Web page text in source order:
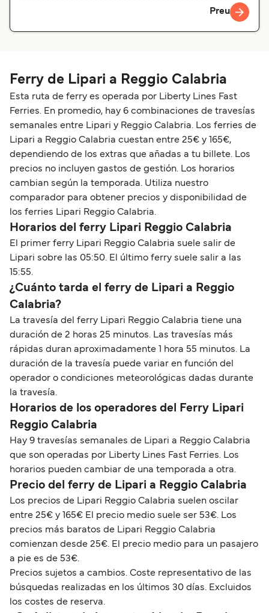
Preu
Ferry de Lipari a Reggio Calabria
Esta ruta de ferry es operada por Liberty Lines Fast
Ferries. En promedio, hay 6 combinaciones de travesías
semanales entre Lipari y Reggio Calabria. Los ferries de
Lipari a Reggio Calabria cuestan entre 25€ y 165€,
dependiendo de los extras que añadas a tu billete. Los
precios no incluyen gastos de gestión. Los horarios
cambian según la temporada. Utiliza nuestro
comparador para obtener precios y disponibilidad de
los ferries Lipari Reggio Calabria.
Horarios del ferry Lipari Reggio Calabria
El primer ferry Lipari Reggio Calabria suele salir de
Lipari sobre las 05:50. El último ferry suele salir a las
15:55.
¿Cuánto tarda el ferry de Lipari a Reggio
Calabria?
La travesía del ferry Lipari Reggio Calabria tiene una
duración de 2 horas 25 minutos. Las travesías más
rápidas duran aproximadamente 1 hora 55 minutos. La
duración de la travesía puede variar en función del
operador o condiciones meteorológicas dadas durante
la travesía.
Horarios de los operadores del Ferry Lipari
Reggio Calabria
Hay 9 travesías semanales de Lipari a Reggio Calabria
que son operadas por Liberty Lines Fast Ferries. Los
horarios pueden cambiar de una temporada a otra.
Precio del ferry de Lipari a Reggio Calabria
Los precios de Lipari Reggio Calabria suelen oscilar
entre 25€ y 165€ El precio medio suele ser 53€. Los
precios más baratos de Lipari Reggio Calabria
comienzan desde 25€. El precio medio para un pasajero
a pie es de 53€.
Precios sujetos a cambios. Coste representativo de las
búsquedas realizadas en los últimos 30 días. Excluidos
los costes de reserva.